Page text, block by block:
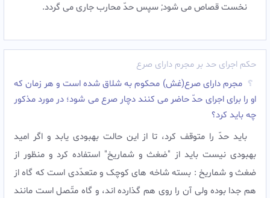
نخست قصاص مى شود; سپس حدّ محارب جارى مى گردد.‌
حکم اجرای حد بر مجرم دارای صرع
مجرم دارای صرع(غش) محکوم به شلاق شده است و هر زمان که
او را براى اجراى حدّ حاضر مى کنند دچار صرع مى شود؛ در مورد مذکور
چه باید کرد؟
باید حدّ را متوقف کرد، تا از این حالت بهبودى یابد و اگر امید
بهبودى نیست باید از "ضغث و شماریخ" استفاده کرد و منظور از
ضغث و شماریخ : بسته شاخه هاى کوچک و متعدّدى است که گاه از
هم جدا بوده ولى آن را روى هم گذارده اند، و گاه متّصل است مانند